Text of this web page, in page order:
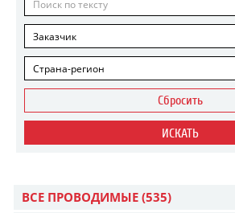
Заказчик
Страна-регион
Сбросить
ИСКАТЬ
ВСЕ ПРОВОДИМЫЕ (535)